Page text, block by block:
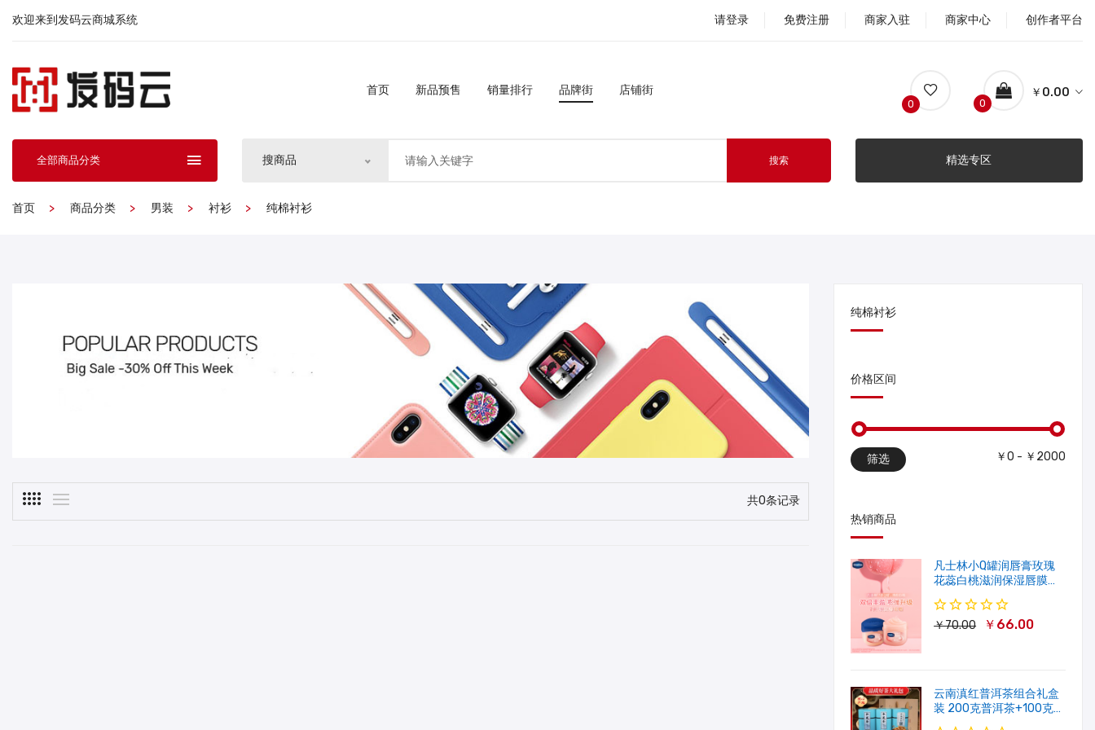
欢迎来到发码云商城系统 请登录 免费注册 商家入驻 商家中心 创作者平台
首页 新品预售 销量排行 品牌街 店铺街
0
￥0.00
0
全部商品分类 搜商品 搜索 精选专区
首页 商品分类 男装 衬衫 纯棉衬衫
共0条记录
纯棉衬衫
价格区间
筛选 ￥0 - ￥2000
热销商品
凡士林小Q罐润唇膏玫瑰
花蕊白桃滋润保湿唇膜软
化角质修护淡唇纹
￥70.00 ￥66.00
云南滇红普洱茶组合礼盒
装 200克普洱茶+100克滇
红茶